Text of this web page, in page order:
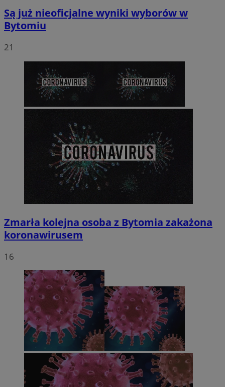
Są już nieoficjalne wyniki wyborów w
Bytomiu
21
Zmarła kolejna osoba z Bytomia zakażona
koronawirusem
16